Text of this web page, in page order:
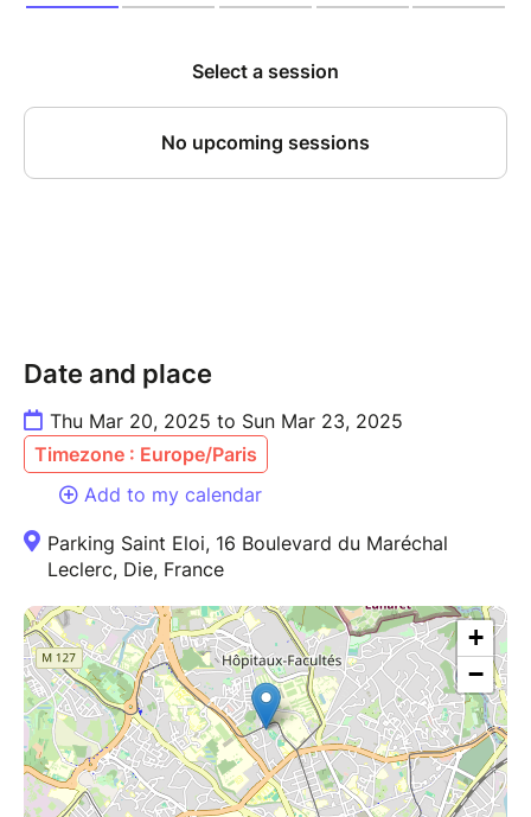
plus, d’ouvrir la toile pour créer du lien et prôner le
pour proposer des œuvres culturelles exigentes
artistiquement et techniquement ,travaillent aux
quotidien avec l’envie de défendre cet outil pour aller
brefs délais.
ELLE/S à Die, c’est fini , avec un pincement au cœur
…
Date and place
Thu Mar 20, 2025 to Sun Mar 23, 2025
Timezone : Europe/Paris
Add to my calendar
Parking Saint Eloi, 16 Boulevard du Maréchal
Leclerc, Die, France
+
−